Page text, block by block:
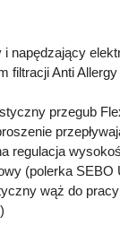
i napędzający
filtracji Anti
przegub
regulacja
(polerka SEBO
wąż do